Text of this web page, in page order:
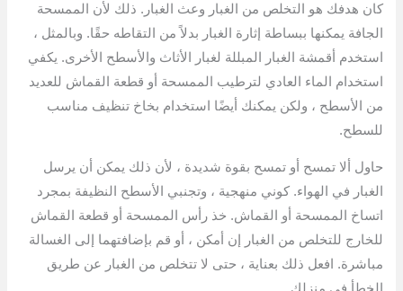
كان هدفك هو التخلص من الغبار وعث الغبار. ذلك لأن الممسحة
الجافة يمكنها ببساطة إثارة الغبار بدلاً من التقاطه حقًا. وبالمثل ،
استخدم أقمشة الغبار المبللة لغبار الأثاث والأسطح الأخرى. يكفي
استخدام الماء العادي لترطيب الممسحة أو قطعة القماش للعديد
من الأسطح ، ولكن يمكنك أيضًا استخدام بخاخ تنظيف مناسب
للسطح.
حاول ألا تمسح أو تمسح بقوة شديدة ، لأن ذلك يمكن أن يرسل
الغبار في الهواء. كوني منهجية ، وتجنبي الأسطح النظيفة بمجرد
اتساخ الممسحة أو القماش. خذ رأس الممسحة أو قطعة القماش
للخارج للتخلص من الغبار إن أمكن ، أو قم بإضافتهما إلى الغسالة
مباشرة. افعل ذلك بعناية ، حتى لا تتخلص من الغبار عن طريق